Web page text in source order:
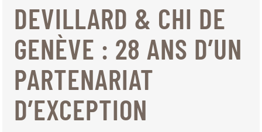
ÉDITION 2026
LE CHIG
MULTIMÉDIA
LIENS RAPIDES
ACCUEIL
EXPOSANTS
Jeudi, 17 Septembre 2026
DEVILLARD & CHI DE
GENÈVE : 28 ANS D’UN
PARTENARIAT
D’EXCEPTION